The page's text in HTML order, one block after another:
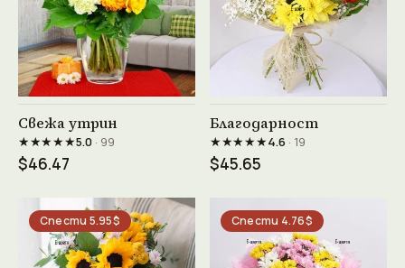
Виж продукта →
Свежа утрин
★★★★★5.0· 99
$46.47
Виж продукта →
Благодарност
★★★★★4.6 · 19
$45.65
Спести 5.95$ Спести 4.76$